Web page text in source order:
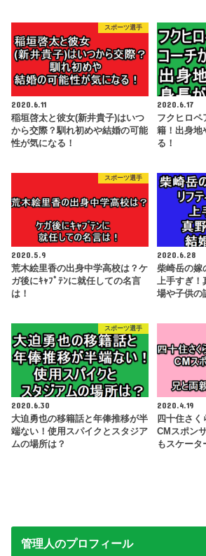
スポーツ選手
2020.6.11
稲垣啓太と彼女(新井貴子)はいつ
から交際？馴れ初めや結婚の可能
性が気になる！
2020.6.17
フクヒロペ
籍！出身地
る！
スポーツ選手
2020.5.9
荒木絵里香の出身中学高校は？ケ
ガ後にｷｬﾌﾟﾃﾝに就任しての名言
は！
2020.6.28
柴崎岳の嫁
上手すぎ！
場や子供
スポーツ選手
2020.6.30
大迫勇也の移籍話と年俸推移が半
端ない！使用スパイクとスタジア
ムの場所は？
2020.4.19
四十住さく
CMスポン
もスケータ
管理人のプロフィール